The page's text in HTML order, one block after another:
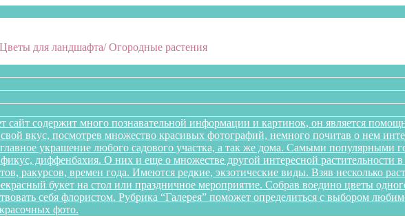
для ландшафта/ Огородные растения
сайт содержит много познавательной информации и картинок, он является
вкус, посмотрев множество красивых фотографий, немного почитав о нем
украшение любого садового участка, а так же дома. Самыми популярными
диффенбахия. О них и еще о множестве другой интересной растительности в
ракурсов, времен года. Имеются редкие, экзотические виды. Взяв несколько
букет на стол или праздничное мероприятие. Собрав воедино цветы
себя флористом. Рубрика “Галерея” поможет определиться с выбором
фото.